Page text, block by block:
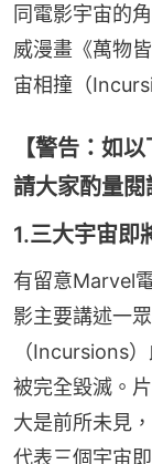
同電影宇宙的
威漫畫《萬物
宙相撞（
【警告：如
請大家酌量閱
1.三大宇宙即
有留意Marvel
影主要講述一
（Incursions
被完全毀滅。
大是前所未見
代表三個宇宙